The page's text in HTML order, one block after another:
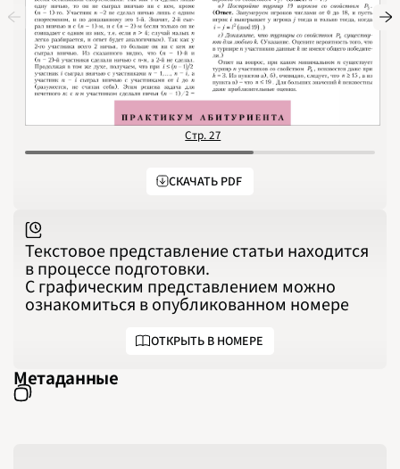
1991
1992
1993
1994
1995
1996
1997
1998
1999
2000
2001
2002
2003
2004
2005
2006
2012
2013
2014
2015
2016
2017
2018
2020
Стр. 27
СКАЧАТЬ PDF
Текстовое представление статьи находится
в процессе подготовки.
С графическим представлением можно
ознакомиться в опубликованном номере
ОТКРЫТЬ В НОМЕРЕ
Метаданные